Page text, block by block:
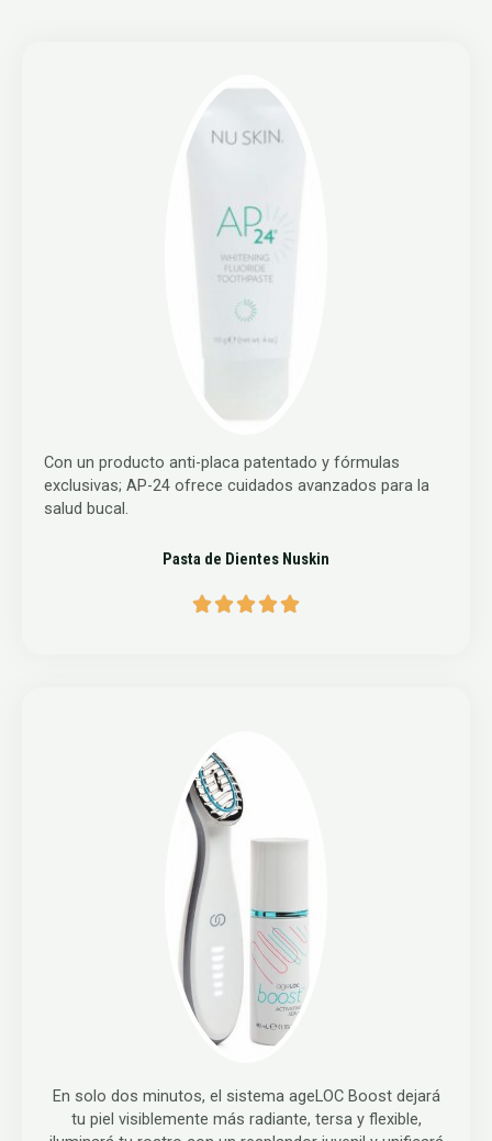
Con un producto anti-placa patentado y fórmulas
exclusivas; AP-24 ofrece cuidados avanzados para la
salud bucal.
Pasta de Dientes Nuskin

En solo dos minutos, el sistema ageLOC Boost dejará
tu piel visiblemente más radiante, tersa y flexible,